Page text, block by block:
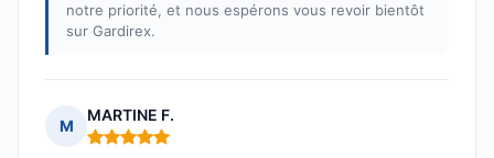
notre priorité, et nous espérons vous revoir bientôt
sur Gardirex.
M
MARTINE F.
Note : 5 sur 5